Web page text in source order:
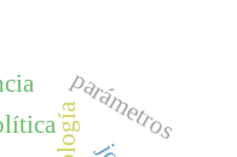
parámetros